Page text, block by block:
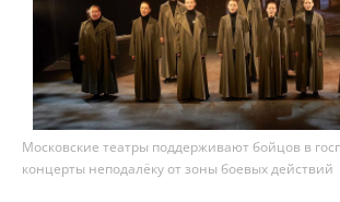
Московские театры поддерживают бойцов в
концерты неподалёку от зоны боевых действий